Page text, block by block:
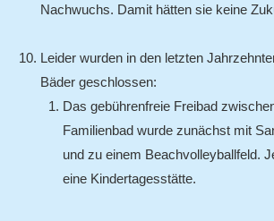
Nachwuchs. Damit hätten sie keine
Leider wurden in den letzten
Bäder geschlossen:
Das gebührenfreie Freibad
Familienbad wurde zunächst mit
und zu einem Beachvolleyballfeld.
eine Kindertagesstätte.